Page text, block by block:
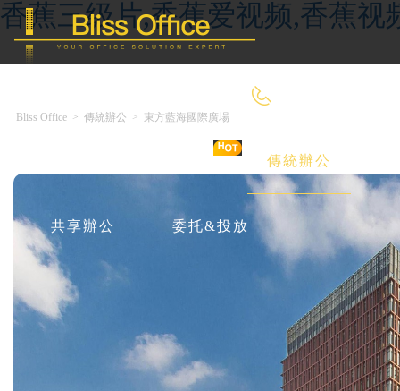
香蕉三级片,香蕉爱视频,香蕉视
傳統辦公
共享辦公 委托&投放
Bliss Office > 傳統辦公 > 東方藍海國際廣場